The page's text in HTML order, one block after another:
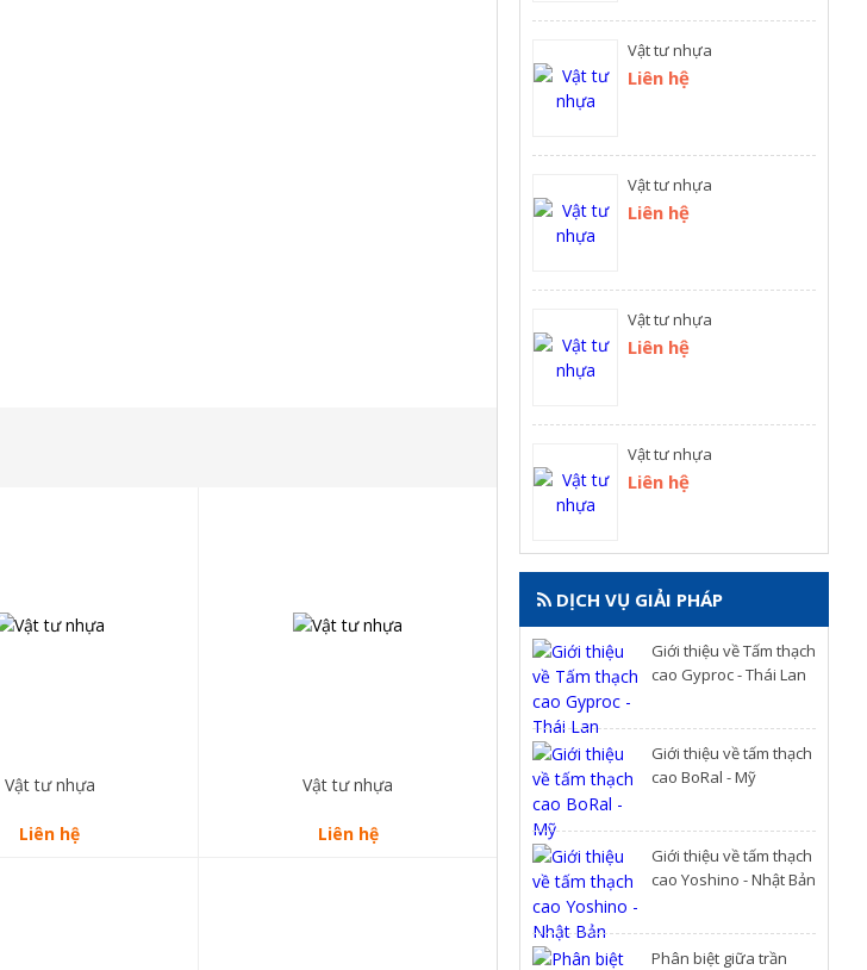
Vật tư nhựa
Liên hệ
Vật tư nhựa
Liên hệ
Vật tư nhựa
Liên hệ
Vật tư nhựa
Liên hệ
Vật tư nhựa
Liên hệ
Vật tư nhựa
Liên hệ
DỊCH VỤ GIẢI PHÁP
Giới thiệu về Tấm thạch
cao Gyproc - Thái Lan
Giới thiệu về tấm thạch
cao BoRal - Mỹ
Giới thiệu về tấm thạch
cao Yoshino - Nhật Bản
Phân biệt giữa trần